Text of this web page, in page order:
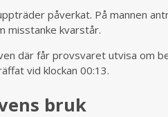
påverkat. På mannen
misstanke kvarstår.
där får provsvaret utvisa om
vid klockan 00:13.
bruk